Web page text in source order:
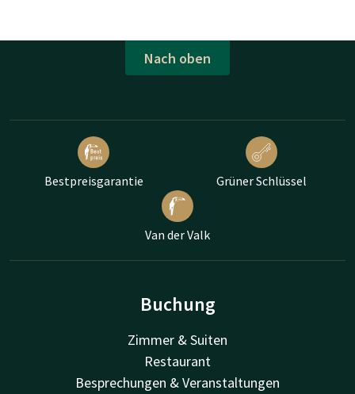
Nach oben
Bestpreisgarantie Grüner Schlüssel
Van der Valk
Buchung
Zimmer & Suiten
Restaurant
Besprechungen & Veranstaltungen